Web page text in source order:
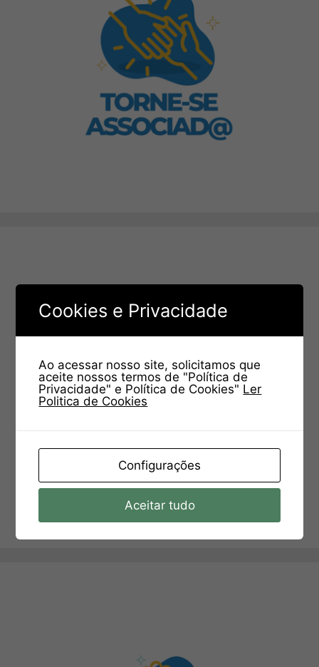
Cookies e Privacidade
Ao acessar nosso site, solicitamos que
aceite nossos termos de "Política de
Privacidade" e Política de Cookies" Ler
Politica de Cookies
Configurações
Aceitar tudo